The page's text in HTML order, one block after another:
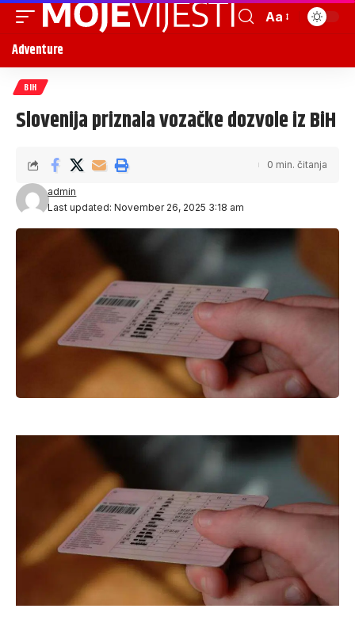
Aa
Adventure
BIH
Slovenija priznala vozačke dozvole iz BiH
Last updated: November 26, 2025 3:18 am
admin
0 min. čitanja